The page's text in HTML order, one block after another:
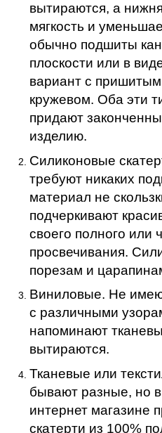
вытираются, а
мягкость и
обычно подшиты
плоскости или в
вариант с
кружевом. Оба эти
придают
изделию.
Силиконовые
требуют никаких
материал не
подчеркивают
своего полного или
просвечивания.
порезам и
Виниловые. Не
с различными
напоминают
вытираются.
Тканевые или
бывают разные, но
интернет магазине
скатерти из 100%